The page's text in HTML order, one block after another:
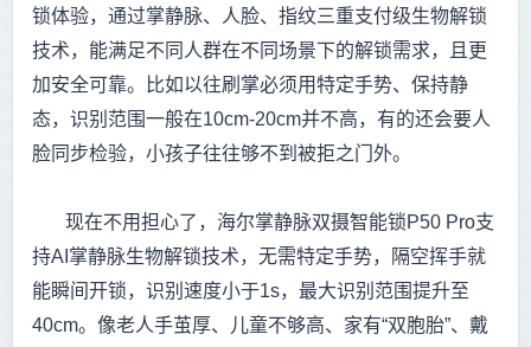
锁体验，通过掌静脉、人脸、指纹三重支付级生物解锁
技术，能满足不同人群在不同场景下的解锁需求，且更
加安全可靠。比如以往刷掌必须用特定手势、保持静
态，识别范围一般在10cm-20cm并不高，有的还会要人
脸同步检验，小孩子往往够不到被拒之门外。
现在不用担心了，海尔掌静脉双摄智能锁P50 Pro支
持AI掌静脉生物解锁技术，无需特定手势，隔空挥手就
能瞬间开锁，识别速度小于1s，最大识别范围提升至
40cm。像老人手茧厚、儿童不够高、家有“双胞胎”、戴